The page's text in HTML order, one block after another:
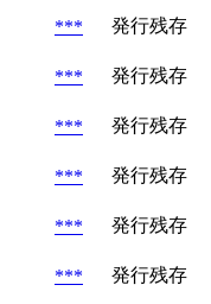
***
発行残存
***
発行残存
***
発行残存
***
発行残存
***
発行残存
***
発行残存